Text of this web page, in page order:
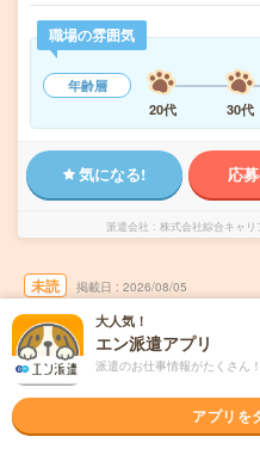
職場の雰囲気
年齢層
20代
30代
気になる! 応
派遣会社 株式会社綜合キャ
未読 掲載日 2026/08/05
【未経験OK！ビギナ
工・食品製造など/日
派遣
大人気！
エン派遣アプリ
派遣のお仕事情報がたくさん
アプリを